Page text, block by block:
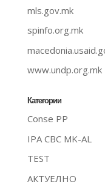
mls.gov.mk
spinfo.org.mk
www.undp.org.mk
Категории
Conse PP
IPA CBC MK-AL
TEST
АКТУЕЛНО